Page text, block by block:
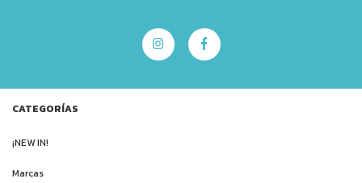
CATEGORÍAS
¡NEW IN!
Marcas